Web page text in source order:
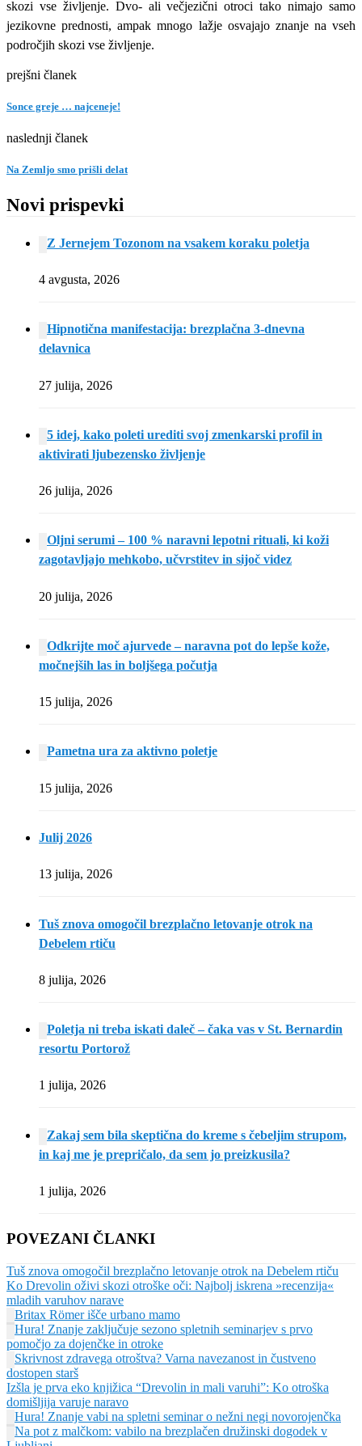
skozi vse življenje. Dvo- ali večjezični otroci tako nimajo samo
jezikovne prednosti, ampak mnogo lažje osvajajo znanje na vseh
področjih skozi vse življenje.
prejšni članek
Sonce greje … najceneje!
naslednji članek
Na Zemljo smo prišli delat
Novi prispevki
Z Jernejem Tozonom na vsakem koraku poletja
4 avgusta, 2026
Hipnotična manifestacija: brezplačna 3-dnevna
delavnica
27 julija, 2026
5 idej, kako poleti urediti svoj zmenkarski profil in
aktivirati ljubezensko življenje
26 julija, 2026
Oljni serumi – 100 % naravni lepotni rituali, ki koži
zagotavljajo mehkobo, učvrstitev in sijoč videz
20 julija, 2026
Odkrijte moč ajurvede – naravna pot do lepše kože,
močnejših las in boljšega počutja
15 julija, 2026
Pametna ura za aktivno poletje
15 julija, 2026
Julij 2026
13 julija, 2026
Tuš znova omogočil brezplačno letovanje otrok na
Debelem rtiču
8 julija, 2026
Poletja ni treba iskati daleč – čaka vas v St. Bernardin
resortu Portorož
1 julija, 2026
Zakaj sem bila skeptična do kreme s čebeljim strupom,
in kaj me je prepričalo, da sem jo preizkusila?
1 julija, 2026
POVEZANI ČLANKI
Tuš znova omogočil brezplačno letovanje otrok na Debelem rtiču
Ko Drevolin oživi skozi otroške oči: Najbolj iskrena »recenzija«
mladih varuhov narave
Britax Römer išče urbano mamo
Hura! Znanje zaključuje sezono spletnih seminarjev s prvo
pomočjo za dojenčke in otroke
Skrivnost zdravega otroštva? Varna navezanost in čustveno
dostopen starš
Izšla je prva eko knjižica “Drevolin in mali varuhi”: Ko otroška
domišljija varuje naravo
Hura! Znanje vabi na spletni seminar o nežni negi novorojenčka
Na pot z malčkom: vabilo na brezplačen družinski dogodek v